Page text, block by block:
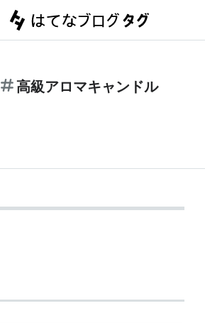
高級アロマキャンドル